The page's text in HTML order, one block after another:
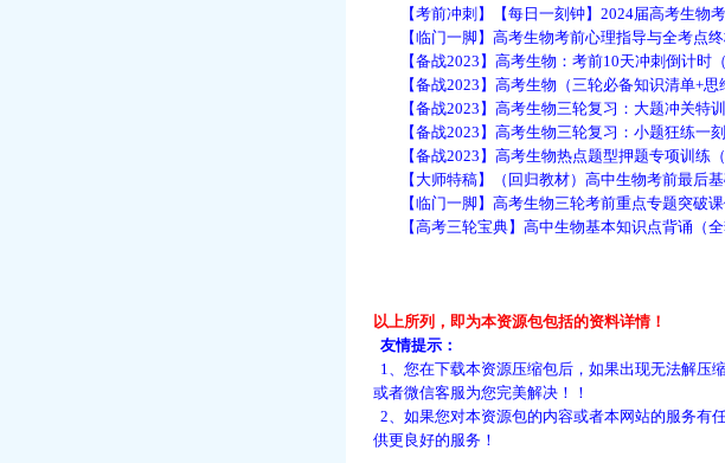
【考前冲刺】【每日一刻钟】2024届高考生物考
【临门一脚】高考生物考前心理指导与全考点终
【备战2023】高考生物：考前10天冲刺倒计时（
【备战2023】高考生物（三轮必备知识清单+思
【备战2023】高考生物三轮复习：大题冲关特训
【备战2023】高考生物三轮复习：小题狂练一刻
【备战2023】高考生物热点题型押题专项训练（
【大师特稿】（回归教材）高中生物考前最后基
【临门一脚】高考生物三轮考前重点专题突破课
【高考三轮宝典】高中生物基本知识点背诵（全
以上所列，即为本资源包包括的资料详情！
友情提示：
1、您在下载本资源压缩包后，如果出现无法解压
或者微信客服为您完美解决！！
2、如果您对本资源包的内容或者本网站的服务有
供更良好的服务！